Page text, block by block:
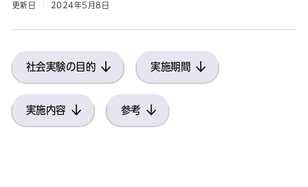
更新日 2024年5月8日
社会実験の目的 実施期間
実施内容 参考